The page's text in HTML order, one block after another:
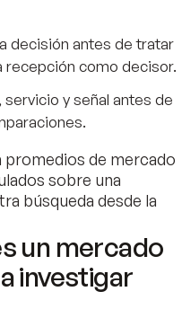
decisión antes de tratar
recepción como decisor.
y señal antes de
promedios de mercado
sobre una
búsqueda desde la
un mercado
investigar